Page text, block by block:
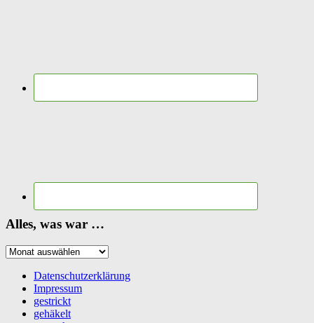
Alles, was war …
Alles,
Datenschutzerklärung
Impressum
gestrickt
gehäkelt